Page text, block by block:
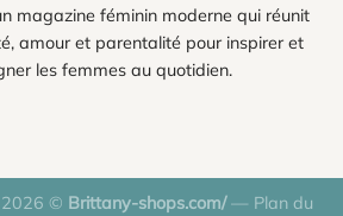
magazine féminin moderne qui réunit
amour et parentalité pour inspirer et
les femmes au quotidien.
2026 © Brittany-shops.com/— Plan du